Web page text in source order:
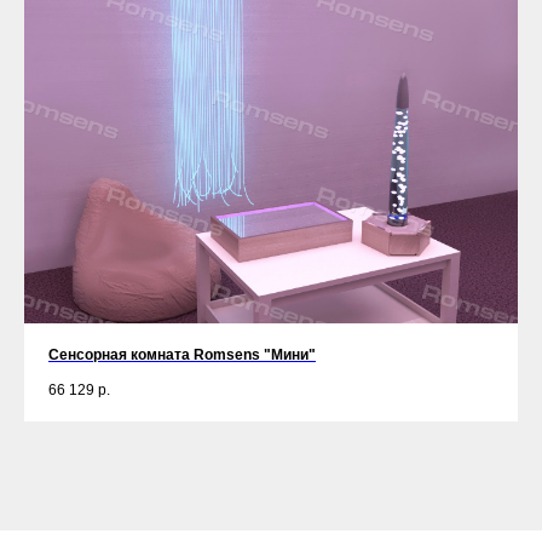
Сенсорная комната Romsens "Мини"
66 129 р.